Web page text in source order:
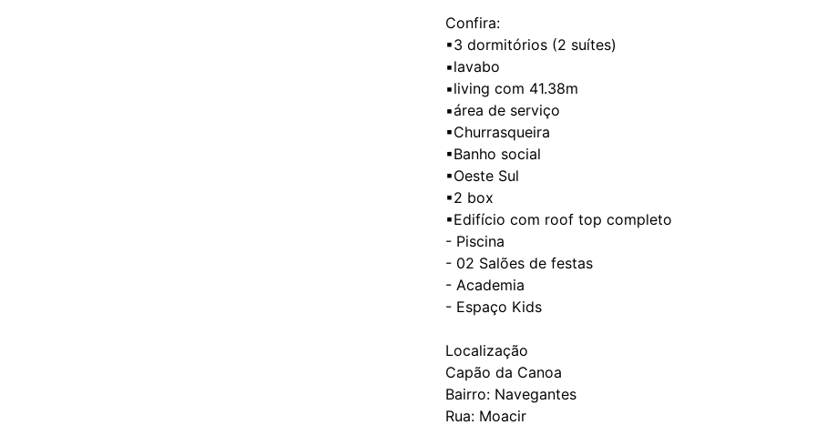
Confira:
▪3 dormitórios (2 suítes)
▪lavabo
▪living com 41.38m
▪área de serviço
▪Churrasqueira
▪Banho social
▪Oeste Sul
▪2 box
▪Edifício com roof top completo
- Piscina
- ⁠02 Salões de festas
- ⁠Academia
- ⁠Espaço Kids
Localização
Capão da Canoa
Bairro: Navegantes
Rua: Moacir